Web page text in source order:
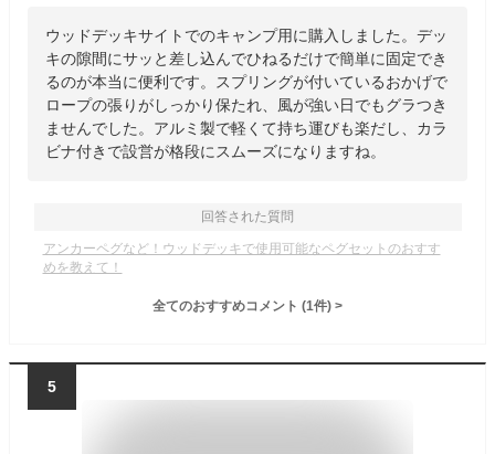
ウッドデッキサイトでのキャンプ用に購入しました。デッ
キの隙間にサッと差し込んでひねるだけで簡単に固定でき
るのが本当に便利です。スプリングが付いているおかげで
ロープの張りがしっかり保たれ、風が強い日でもグラつき
ませんでした。アルミ製で軽くて持ち運びも楽だし、カラ
ビナ付きで設営が格段にスムーズになりますね。
回答された質問
アンカーペグなど！ウッドデッキで使用可能なペグセットのおすす
めを教えて！
全てのおすすめコメント (1件) >
5